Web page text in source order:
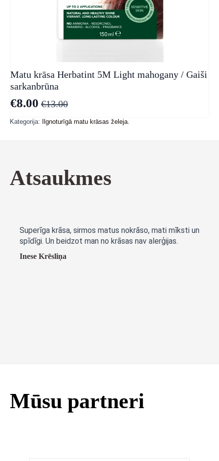
Matu krāsa Herbatint 5M Light mahogany / Gaiši
sarkanbrūna
€13.00
Original
price
€8.00
Current
price
Kategorija: Ilgnoturīgā matu krāsas želeja.
Atsaukmes
Superīga krāsa, sirmos matus nokrāso, mati mīksti un
spīdīgi. Un beidzot man no krāsas nav alerģijas.
Inese Krēsliņa
Mūsu partneri